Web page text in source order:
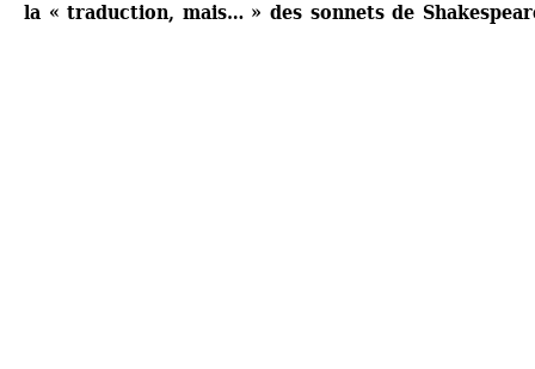
la « traduction, mais… » des sonnets de